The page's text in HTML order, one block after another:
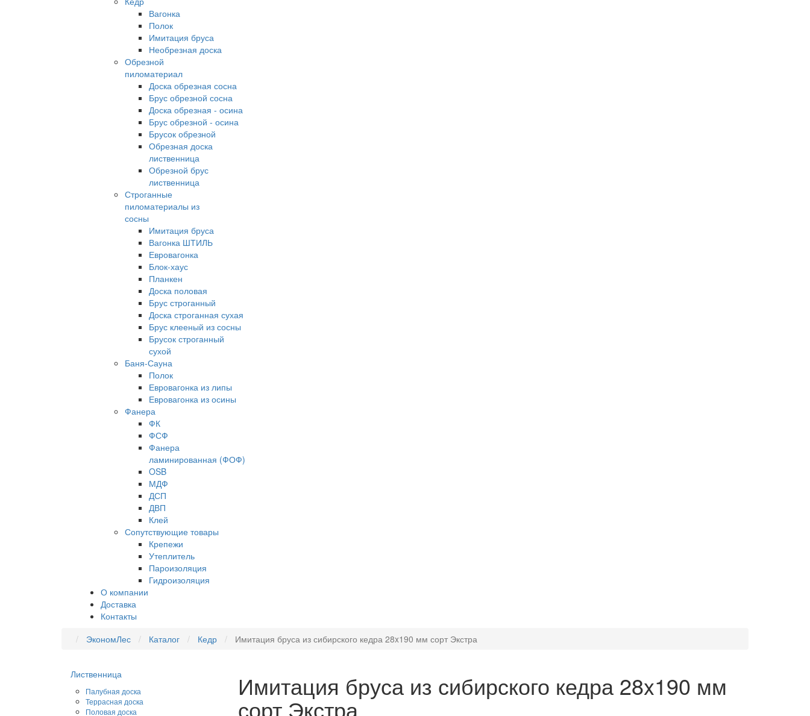
Вагонка
Полок
Имитация бруса
Необрезная доска
Обрезной
пиломатериал
Доска обрезная сосна
Брус обрезной сосна
Доска обрезная - осина
Брус обрезной - осина
Брусок обрезной
Обрезная доска
лиственница
Обрезной брус
лиственница
Строганные
пиломатериалы из
сосны
Имитация бруса
Вагонка ШТИЛЬ
Евровагонка
Блок-хаус
Планкен
Доска половая
Брус строганный
Доска строганная сухая
Брус клееный из сосны
Брусок строганный
сухой
Баня-Сауна
Полок
Евровагонка из липы
Евровагонка из осины
Фанера
ФК
ФСФ
Фанера
ламинированная (ФОФ)
OSB
МДФ
ДСП
ДВП
Клей
Сопутствующие товары
Крепежи
Утеплитель
Пароизоляция
Гидроизоляция
О компании
Доставка
Контакты
ЭкономЛес
Каталог Кедр Имитация бруса из сибирского кедра 28x190 мм сорт Экстра
Имитация бруса из сибирского кедра 28x190 мм
сорт Экстра
Лиственница
Палубная доска
Террасная доска
Половая доска